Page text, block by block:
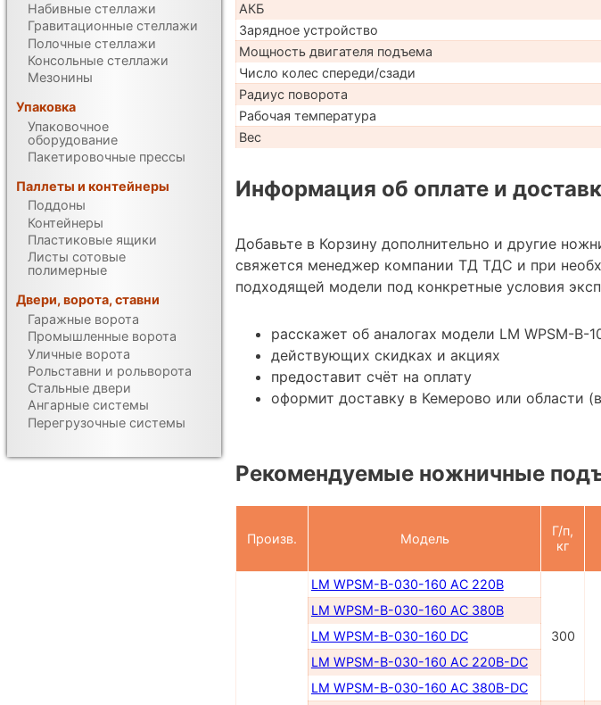
АКБ
Зарядное устройство
Мощность двигателя подъема
Число колес спереди/сзади
Радиус поворота
Рабочая температура
Вес
Информация об оплате и
Добавьте в Корзину дополнительно и другие
свяжется менеджер компании ТД ТДС и при
подходящей модели под конкретные условия
расскажет об аналогах модели LM WPSM-B-
действующих скидках и акциях
предоставит счёт на оплату
оформит доставку в Кемерово или области
Рекомендуемые ножничные
Произв. Модель
Г/п,
кг
LM WPSM-B-030-160 AC 220В
300
LM WPSM-B-030-160 AC 380В
LM WPSM-B-030-160 DC
LM WPSM-B-030-160 AC 220B-DC
LM WPSM-B-030-160 AC 380B-DC
Набивные стеллажи
Гравитационные стеллажи
Полочные стеллажи
Консольные стеллажи
Мезонины
Упаковка
Упаковочное
оборудование
Пакетировочные прессы
Паллеты и контейнеры
Поддоны
Контейнеры
Пластиковые ящики
Листы сотовые
полимерные
Двери, ворота, ставни
Гаражные ворота
Промышленные ворота
Уличные ворота
Рольставни и рольворота
Стальные двери
Ангарные системы
Перегрузочные системы